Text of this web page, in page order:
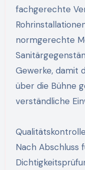
fachgerechte
normgerechte
Gewerke, damit
über die Bühne
verständliche
Nach Abschluss